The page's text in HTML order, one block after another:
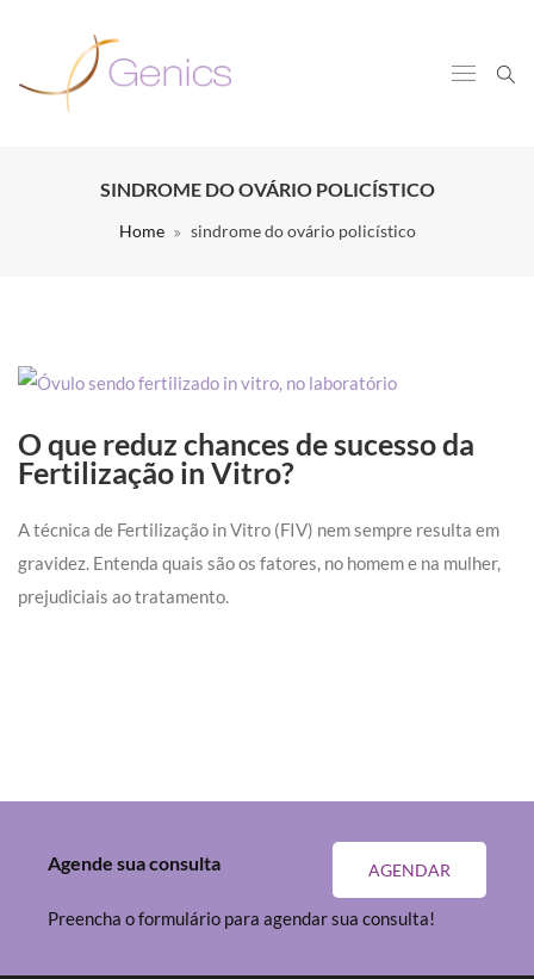
SINDROME DO OVÁRIO POLICÍSTICO
Home sindrome do ovário policístico
O que reduz chances de sucesso da
Fertilização in Vitro?
A técnica de Fertilização in Vitro (FIV) nem sempre resulta em
gravidez. Entenda quais são os fatores, no homem e na mulher,
prejudiciais ao tratamento.
AGENDAR
Agende sua consulta
Preencha o formulário para agendar sua consulta!